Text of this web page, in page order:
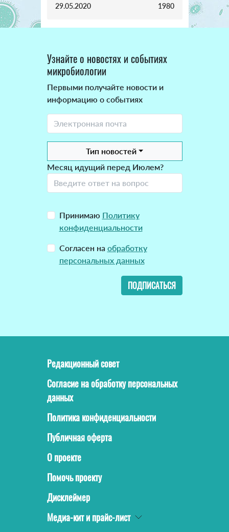
29.05.2020 1980
Узнайте о новостях и событиях
микробиологии
Первыми получайте новости и
информацию о событиях
Тип новостей
Месяц идущий перед Июлем?
Принимаю Политику
конфиденциальности
Согласен на обработку
персональных данных
ПОДПИСАТЬСЯ
Редакционный совет
Согласие на обработку персональных
данных
Политика конфиденциальности
Публичная оферта
О проекте
Помочь проекту
Дисклеймер
Медиа-кит и прайс-лист